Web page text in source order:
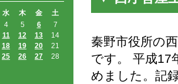
水 木 金
土
4 5 6
7
11 12 13
14
18 19 20
21
25 26 27
28
秦野市役所の
です。 平成17
めました。記